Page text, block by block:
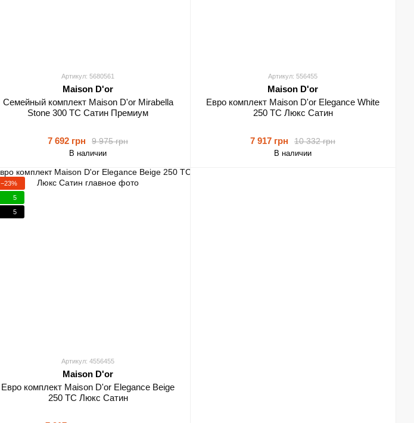
Артикул: 5680561
Maison D'or
Семейный комплект Maison D'or Mirabella
Stone 300 TC Сатин Премиум
9 975 грн
7 692 грн
В наличии
Артикул: 556455
Maison D'or
Евро комплект Maison D'or Elegance White
250 TC Люкс Сатин
10 332 грн
7 917 грн
В наличии
−23%
5
5
Артикул: 4556455
Maison D'or
Евро комплект Maison D'or Elegance Beige
250 TC Люкс Сатин